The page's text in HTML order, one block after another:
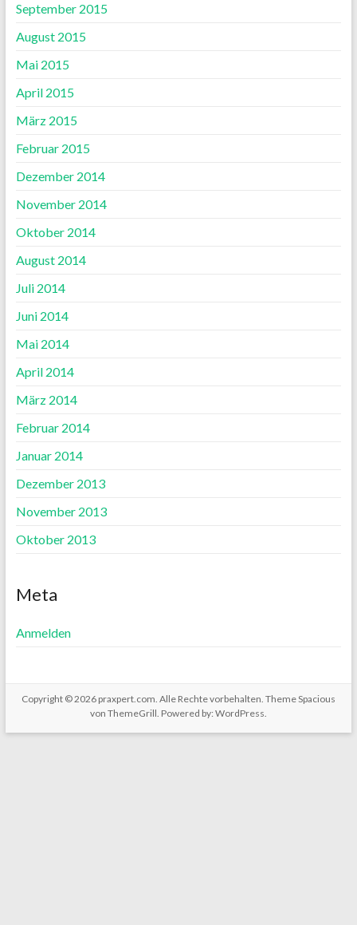
September 2015
August 2015
Mai 2015
April 2015
März 2015
Februar 2015
Dezember 2014
November 2014
Oktober 2014
August 2014
Juli 2014
Juni 2014
Mai 2014
April 2014
März 2014
Februar 2014
Januar 2014
Dezember 2013
November 2013
Oktober 2013
Meta
Anmelden
Copyright © 2026 praxpert.com. Alle Rechte vorbehalten. ThemeSpacious
von ThemeGrill. Powered by: WordPress.